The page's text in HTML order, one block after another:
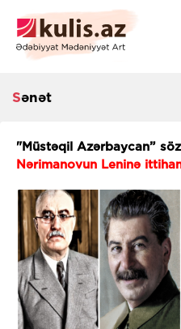
Sənət
"Müstəqil Azərbaycan”
Nərimanovun Leninə